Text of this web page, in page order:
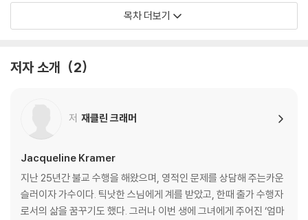
08. 청소: 집중하기
12. 무조건적인 사랑: 수행의 목적
15. 명상: 긍정과 기도
16. 보편적인 어머니의 길: 평화
후기｜니콜 세레나 실버
감사의 말
옮긴이의 말
목차 더보기
저자 소개 2
저 재클린 크래머
Jacqueline Kramer
지난 25년간 불교 수행을 해왔으며, 영적인 문제를 상담해 주는카운
슬러이자 가수이다. 틱낫한 스님에게 계를 받았고, 한때 출가 수행자
로서의 삶을 꿈꾸기도 했다. 그러나 이번 생에 그녀에게 주어진 ‘엄마